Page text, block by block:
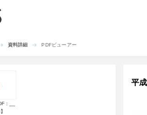
資料詳細 PDFビューアー
：__
平